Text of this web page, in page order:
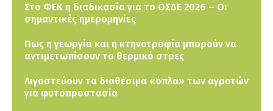
Στο ΦΕΚ η διαδικασία για το ΟΣΔΕ 2026 – Οι
σημαντικές ημερομηνίες
Πως η γεωργία και η κτηνοτροφία μπορούν να
αντιμετωπίσουν το θερμικό στρες
Λιγοστεύουν τα διαθέσιμα «όπλα» των αγροτών
για φυτοπροστασία